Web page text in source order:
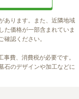
含まれます。
あります。また、近隣地域
た価格が一部含まれていま
認ください。
費、消費税が必要です。
石のデザインや加工などに